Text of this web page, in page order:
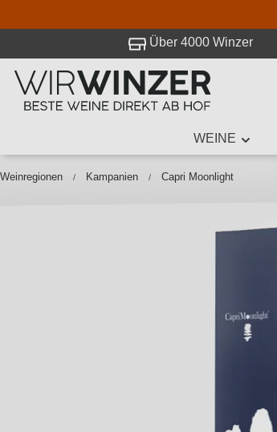
Über 4000 Winzer
WEINE
Weinregionen Kampanien Capri Moonlight
bei WirWinzer.